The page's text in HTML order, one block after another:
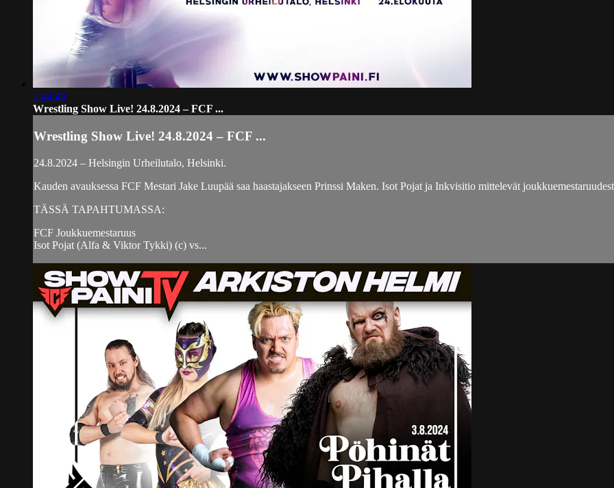
1:44:49
Wrestling Show Live! 24.8.2024 – FCF ...
Wrestling Show Live! 24.8.2024 – FCF ...
24.8.2024 – Helsingin Urheilutalo, Helsinki.
Kauden avauksessa FCF Mestari Jake Luupää saa haastajakseen Prinssi Maken. Isot Pojat ja Inkvisitio mittelevät
TÄSSÄ TAPAHTUMASSA:
FCF Joukkuemestaruus
Isot Pojat (Alfa & Viktor Tykki) (c) vs...